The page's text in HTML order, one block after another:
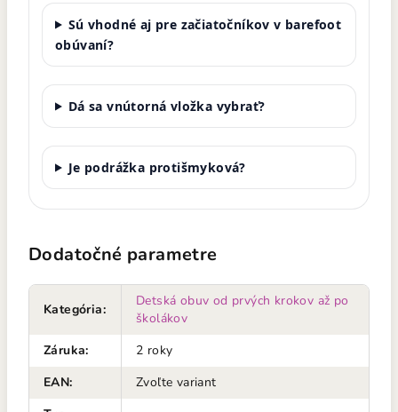
Sú vhodné aj pre začiatočníkov v barefoot
obúvaní?
Dá sa vnútorná vložka vybrať?
Je podrážka protišmyková?
Dodatočné parametre
Kategória:
Detská obuv od prvých krokov až po
školákov
Záruka:
2 roky
EAN:
Zvoľte variant